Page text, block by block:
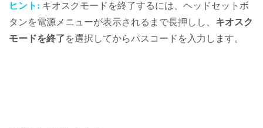
ヒント: キオスクモードを終了するには、 ヘッドセット ボ
タンを電源メニューが表示されるまで長押しし、 キオスク
モードを終了を選択してからパスコードを入力します。